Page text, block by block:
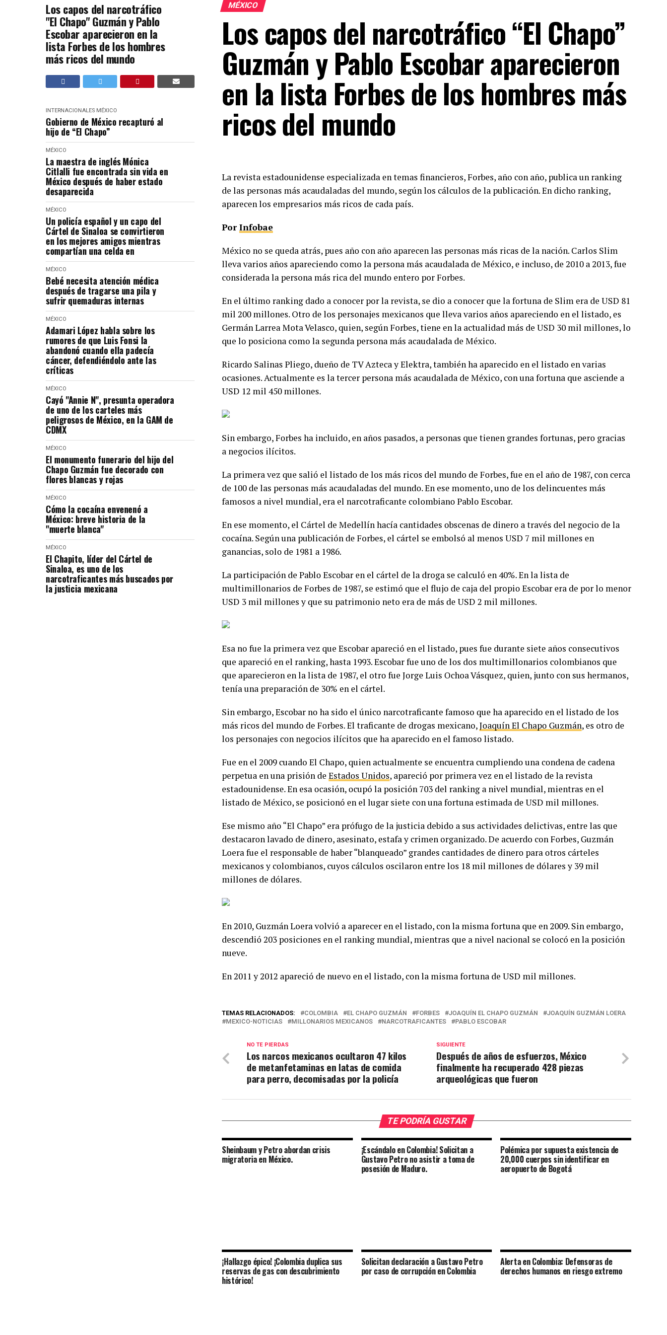
Los capos del narcotráfico
"El Chapo" Guzmán y Pablo
Escobar aparecieron en la
lista Forbes de los hombres
más ricos del mundo
INTERNACIONALES MÉXICO
Gobierno de México recapturó al
hijo de “El Chapo”
MÉXICO
La maestra de inglés Mónica
Citlalli fue encontrada sin vida en
México después de haber estado
desaparecida
MÉXICO
Un policía español y un capo del
Cártel de Sinaloa se convirtieron
en los mejores amigos mientras
compartían una celda en
MÉXICO
Bebé necesita atención médica
después de tragarse una pila y
sufrir quemaduras internas
MÉXICO
Adamari López habla sobre los
rumores de que Luis Fonsi la
abandonó cuando ella padecía
cáncer, defendiéndolo ante las
críticas
MÉXICO
Cayó "Annie N", presunta operadora
de uno de los carteles más
peligrosos de México, en la GAM de
CDMX
MÉXICO
El monumento funerario del hijo del
Chapo Guzmán fue decorado con
flores blancas y rojas
MÉXICO
Cómo la cocaína envenenó a
México: breve historia de la
"muerte blanca"
MÉXICO
El Chapito, líder del Cártel de
Sinaloa, es uno de los
narcotraficantes más buscados por
la justicia mexicana
MÉXICO
Los capos del narcotráfico “El Chapo”
Guzmán y Pablo Escobar aparecieron
en la lista Forbes de los hombres más
ricos del mundo
La revista estadounidense especializada en temas financieros, Forbes, año con año, publica un ranking
de las personas más acaudaladas del mundo, según los cálculos de la publicación. En dicho ranking,
aparecen los empresarios más ricos de cada país.
PorInfobae
México no se queda atrás, pues año con año aparecen las personas más ricas de la nación. Carlos Slim
lleva varios años apareciendo como la persona más acaudalada de México, e incluso, de 2010 a 2013, fue
considerada la persona más rica del mundo entero por Forbes.
En el último ranking dado a conocer por la revista, se dio a conocer que la fortuna de Slim era de USD 81
mil 200 millones. Otro de los personajes mexicanos que lleva varios años apareciendo en el listado, es
Germán Larrea Mota Velasco, quien, según Forbes, tiene en la actualidad más de USD 30 mil millones, lo
que lo posiciona como la segunda persona más acaudalada de México.
Ricardo Salinas Pliego, dueño de TV Azteca y Elektra, también ha aparecido en el listado en varias
ocasiones. Actualmente es la tercer persona más acaudalada de México, con una fortuna que asciende a
USD 12 mil 450 millones.
Sin embargo, Forbes ha incluido, en años pasados, a personas que tienen grandes fortunas, pero gracias
a negocios ilícitos.
La primera vez que salió el listado de los más ricos del mundo de Forbes, fue en el año de 1987, con cerca
de 100 de las personas más acaudaladas del mundo. En ese momento, uno de los delincuentes más
famosos a nivel mundial, era el narcotraficante colombiano Pablo Escobar.
En ese momento, el Cártel de Medellín hacía cantidades obscenas de dinero a través del negocio de la
cocaína. Según una publicación de Forbes, el cártel se embolsó al menos USD 7 mil millones en
ganancias, solo de 1981 a 1986.
La participación de Pablo Escobar en el cártel de la droga se calculó en 40%. En la lista de
multimillonarios de Forbes de 1987, se estimó que el flujo de caja del propio Escobar era de por lo menor
USD 3 mil millones y que su patrimonio neto era de más de USD 2 mil millones.
Esa no fue la primera vez que Escobar apareció en el listado, pues fue durante siete años consecutivos
que apareció en el ranking, hasta 1993. Escobar fue uno de los dos multimillonarios colombianos que
que aparecieron en la lista de 1987, el otro fue Jorge Luis Ochoa Vásquez, quien, junto con sus hermanos,
tenía una preparación de 30% en el cártel.
Sin embargo, Escobar no ha sido el único narcotraficante famoso que ha aparecido en el listado de los
más ricos del mundo de Forbes. El traficante de drogas mexicano,Joaquín El Chapo Guzmán, es otro de
los personajes con negocios ilícitos que ha aparecido en el famoso listado.
Fue en el 2009 cuando El Chapo, quien actualmente se encuentra cumpliendo una condena de cadena
perpetua en una prisión de Estados Unidos, apareció por primera vez en el listado de la revista
estadounidense. En esa ocasión, ocupó la posición 703 del ranking a nivel mundial, mientras en el
listado de México, se posicionó en el lugar siete con una fortuna estimada de USD mil millones.
Ese mismo año “El Chapo” era prófugo de la justicia debido a sus actividades delictivas, entre las que
destacaron lavado de dinero, asesinato, estafa y crimen organizado. De acuerdo con Forbes, Guzmán
Loera fue el responsable de haber “blanqueado” grandes cantidades de dinero para otros cárteles
mexicanos y colombianos, cuyos cálculos oscilaron entre los 18 mil millones de dólares y 39 mil
millones de dólares.
En 2010, Guzmán Loera volvió a aparecer en el listado, con la misma fortuna que en 2009. Sin embargo,
descendió 203 posiciones en el ranking mundial, mientras que a nivel nacional se colocó en la posición
nueve.
En 2011 y 2012 apareció de nuevo en el listado, con la misma fortuna de USD mil millones.
TEMAS RELACIONADOS: COLOMBIA EL CHAPO GUZMÁN FORBES JOAQUÍN EL CHAPO GUZMÁN
JOAQUÍN GUZMÁN LOERA
MEXICO-NOTICIAS
MILLONARIOS MEXICANOS NARCOTRAFICANTES PABLO ESCOBAR
SIGUIENTE
Después de años de esfuerzos, México
finalmente ha recuperado 428 piezas
arqueológicas que fueron
NO TE PIERDAS
Los narcos mexicanos ocultaron 47 kilos
de metanfetaminas en latas de comida
para perro, decomisadas por la policía
TE PODRÍA GUSTAR
Sheinbaum y Petro abordan crisis
migratoria en México.
¡Escándalo en Colombia! Solicitan a
Gustavo Petro no asistir a toma de
posesión de Maduro.
Polémica por supuesta existencia de
20,000 cuerpos sin identificar en
aeropuerto de Bogotá
¡Hallazgo épico! ¡Colombia duplica sus
reservas de gas con descubrimiento
histórico!
Solicitan declaración a Gustavo Petro
por caso de corrupción en Colombia
Alerta en Colombia: Defensoras de
derechos humanos en riesgo extremo